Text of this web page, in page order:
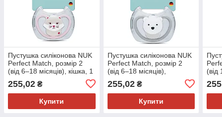
Пустушка силіконова NUK
Perfect Match, розмір 2
(від 6–18 місяців), кішка, 1
255,02 ₴
Купити
Пустушка силіконова NUK
Perfect Match, розмір 2
(від 6–18 місяців),
255,02₴
Купити
(від